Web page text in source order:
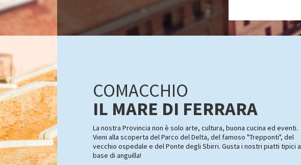
COMACCHIO
IL MARE DI FERRARA
La nostra Provincia non è solo arte, cultura, buona cucina ed eventi.
Vieni alla scoperta del Parco del Delta, del famoso "Trepponti", del
vecchio ospedale e del Ponte degli Sbirri. Gusta i nostri piatti tipici a
base di anguilla!